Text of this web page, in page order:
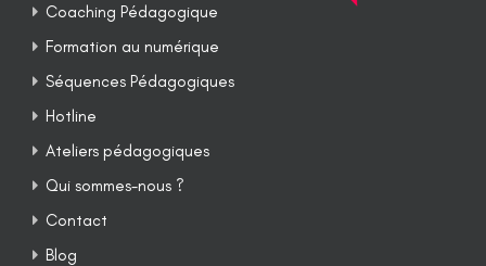
Coaching Pédagogique
Formation au numérique
Séquences Pédagogiques
Hotline
Ateliers pédagogiques
Qui sommes-nous ?
Contact
Blog